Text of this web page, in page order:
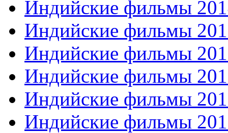
Индийские фильмы
Индийские фильмы
Индийские фильмы
Индийские фильмы
Индийские фильмы
Индийские фильмы